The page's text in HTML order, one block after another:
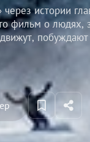
истории
фильм о людях,
жизнь